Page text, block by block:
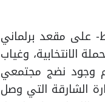
على مقعد برلماني
الانتخابية، وغياب
وجود نضج مجتمعي
الشارقة التي وصل